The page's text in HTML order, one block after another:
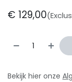
€ 129,00
Bekijk hier onze